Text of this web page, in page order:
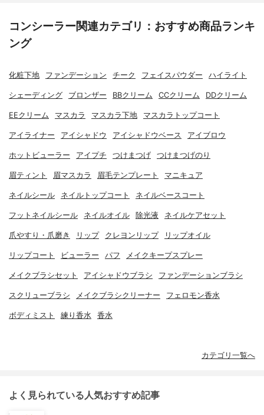
コンシーラー関連カテゴリ：おすすめ商品ランキ
ング
化粧下地 ファンデーション チーク フェイスパウダー ハイライト
シェーディング ブロンザー BBクリーム CCクリーム DDクリーム
EEクリーム マスカラ マスカラ下地 マスカラトップコート
アイライナー アイシャドウ アイシャドウベース アイブロウ
ホットビューラー アイプチ つけまつげ つけまつげのり
眉ティント 眉マスカラ 眉毛テンプレート マニキュア
ネイルシール ネイルトップコート ネイルベースコート
フットネイルシール ネイルオイル 除光液 ネイルケアセット
爪やすり・爪磨き リップ クレヨンリップ リップオイル
リップコート ビューラー パフ メイクキープスプレー
メイクブラシセット アイシャドウブラシ ファンデーションブラシ
スクリューブラシ メイクブラシクリーナー フェロモン香水
ボディミスト 練り香水 香水
カテゴリ一覧へ
よく見られている人気おすすめ記事